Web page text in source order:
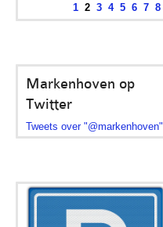
Het was voor het bestuur een
1 2 3 4 5 6 7 8
Markenhoven op
Twitter
Tweets over "@markenhoven"